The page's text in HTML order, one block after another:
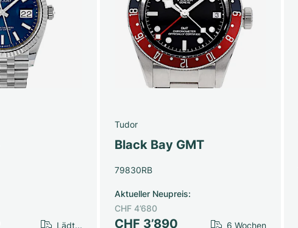
Lädt...
Tudor
Black Bay GMT
79830RB
CHF 3’890
Aktueller Neupreis:
CHF 4’680
6 Wochen